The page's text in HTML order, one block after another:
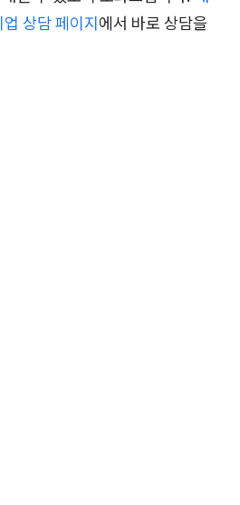
상담 페이지에서 바로 상담을